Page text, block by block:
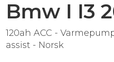
Bmw I I3
120ah ACC -
assist - Norsk